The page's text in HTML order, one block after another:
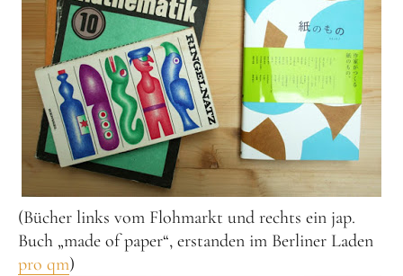
(Bücher links vom Flohmarkt und rechts ein jap.
Buch „made of paper“, erstanden im Berliner Laden
pro qm)